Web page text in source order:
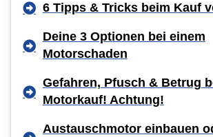
6 Tipps & Tricks beim Kauf
Deine 3 Optionen bei einem
Motorschaden
Gefahren, Pfusch & Betrug
Motorkauf! Achtung!
Austauschmotor einbauen